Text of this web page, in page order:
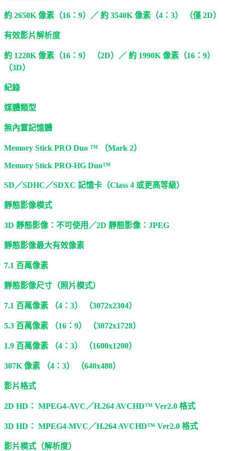
約 2650K 像素（16：9）／ 約 3540K 像素（4：3） （僅 2D）
有效影片解析度
約 1220K 像素（16：9） （2D）／ 約 1990K 像素（16：9）
（3D）
紀錄
媒體類型
無內置記憶體
Memory Stick PRO Duo ™ （Mark 2）
Memory Stick PRO-HG Duo™
SD／SDHC／SDXC 記憶卡（Class 4 或更高等級）
靜態影像模式
3D 靜態影像：不可使用／2D 靜態影像：JPEG
靜態影像最大有效像素
7.1 百萬像素
靜態影像尺寸（照片模式）
7.1 百萬像素 （4：3） （3072x2304）
5.3 百萬像素 （16：9） （3072x1728）
1.9 百萬像素 （4：3） （1600x1200）
307K 像素 （4：3） （640x480）
影片格式
2D HD： MPEG4-AVC／H.264 AVCHD™ Ver2.0 格式
3D HD： MPEG4-MVC／H.264 AVCHD™ Ver2.0 格式
影片模式（解析度）